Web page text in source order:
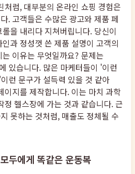
처럼, 대부분의 온라인 쇼핑 경험은
. 고객들은 수많은 광고와 제품 페
을 내리다 지쳐버립니다. 당신이
과 정성껏 쓴 제품 설명이 고객의
이유는 무엇일까요? 문제는
있습니다. 많은 마케터들이 '이런
런 문구가 설득력 있을 것 같아
이지를 제작합니다. 이는 마치 과학
정 헬스장에 가는 것과 같습니다. 근
못하는 것처럼, 매출도 정체될 수
두에게 똑같은 운동복